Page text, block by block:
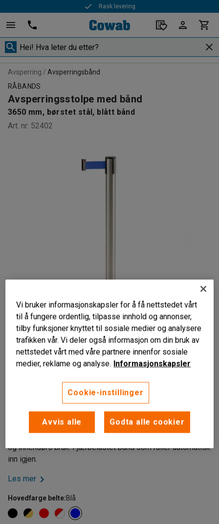
Rask levering
Avsperring
Avsperringsbånd
RÅBANDS
Avsperringsstolpe med bånd
3650 mm, børstet stål, blått bånd
Art. nr: 52402
Fleksibel avsperring
For utendørsbruk
Avsperringsstolpe med uttrekkbart bånd for både utendørs
og innendørs bruk. Fjærbelastet bånd som ruller automatisk
inn igjen.
Les mer
Hovedfarge belte:Blå
Vi bruker informasjonskapsler for å få nettstedet vårt
til å fungere ordentlig, tilpasse innhold og annonser,
tilby funksjoner knyttet til sosiale medier og analysere
trafikken vår. Vi deler også informasjon om din bruk av
nettstedet vårt med våre partnere innenfor sosiale
medier, reklame og analyse. Informasjonskapsler
Cookie-instillinger
Avvis alle Godta alle cookier